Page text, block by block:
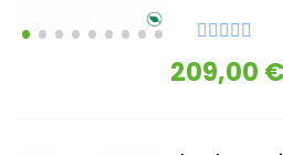
209,00 €